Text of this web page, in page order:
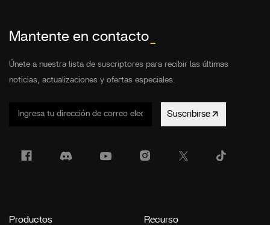
Mantente en contacto
Únete a nuestra lista de suscriptores para recibir las últimas
noticias, actualizaciones y ofertas especiales.
Suscribirse
Productos Recurso